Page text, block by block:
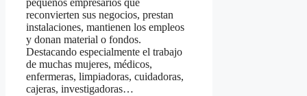
pequeños empresarios que
reconvierten sus negocios, prestan
instalaciones, mantienen los empleos
y donan material o fondos.
Destacando especialmente el trabajo
de muchas mujeres, médicos,
enfermeras, limpiadoras, cuidadoras,
cajeras, investigadoras…